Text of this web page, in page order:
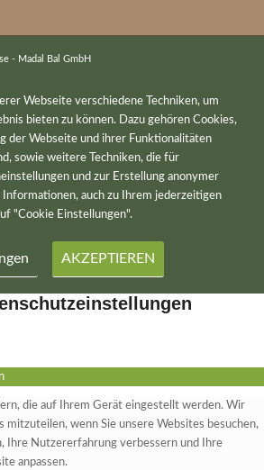
- Madal Bal GmbH
Webseite verschiedene Techniken, um
bieten zu können. Dazu gehören Cookies,
der Webseite und ihrer Funktionalitäten
sowie weitere Techniken, die für
und zur Erstellung anonymer
auch zu Ihrem jederzeitigen
"Cookie Einstellungen".
AKZEPTIEREN
die auf Ihrem Gerät eingestellt werden. Wir
mitzuteilen, wenn Sie unsere Websites besuchen,
Ihre Nutzererfahrung verbessern und Ihre
anpassen.